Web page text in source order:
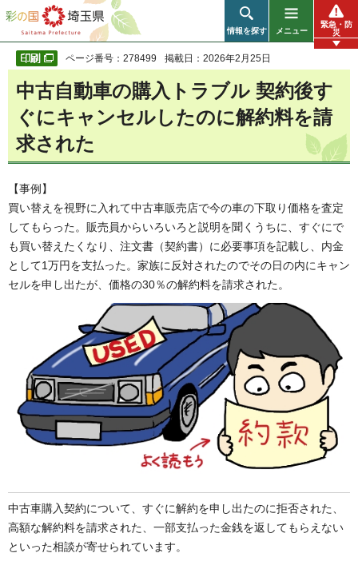
彩の国 埼玉県
情報を探す メニュー
緊急・防
災
ページ番号：278499 掲載日：2026年2月25日
中古自動車の購入トラブル 契約後す
ぐにキャンセルしたのに解約料を請
求された
【事例】
買い替えを視野に入れて中古車販売店で今の車の下取り価格を査定
してもらった。販売員からいろいろと説明を聞くうちに、すぐにで
も買い替えたくなり、注文書（契約書）に必要事項を記載し、内金
として1万円を支払った。家族に反対されたのでその日の内にキャン
セルを申し出たが、価格の30％の解約料を請求された。
中古車購入契約について、すぐに解約を申し出たのに拒否された、
高額な解約料を請求された、一部支払った金銭を返してもらえない
といった相談が寄せられています。